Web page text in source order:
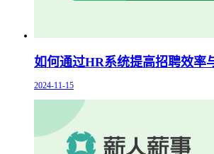
如何通过HR系统提高招聘效率
2024-11-15